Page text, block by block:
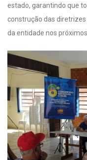
estado, garantindo que
construção das
da entidade nos próximos